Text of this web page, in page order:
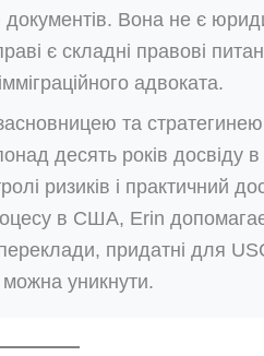
документів. Вона не є
є складні правові
адвоката.
та
десять років досвіду в
ризиків і практичний
в США, Erin
переклади, придатні для
уникнути.